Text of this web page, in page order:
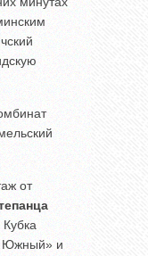
от
Южный» и